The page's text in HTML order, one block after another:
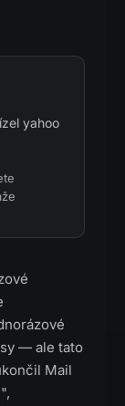
yahoo
— ale tato
Mail